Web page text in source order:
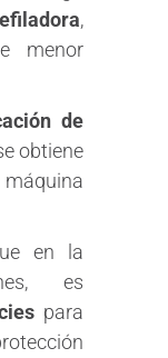
,
menor
de
obtiene
en la
es
para